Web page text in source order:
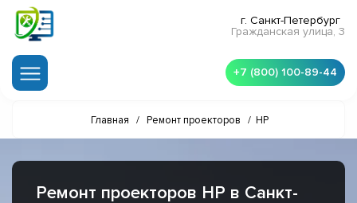
г. Санкт-Петербург
Гражданская улица, 3
+7 (800) 100-89-44
Главная / Ремонт проекторов / HP
Ремонт проекторов HP в Санкт-